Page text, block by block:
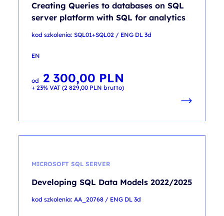
Creating Queries to databases on SQL
server platform with SQL for analytics
kod szkolenia: SQL01+SQL02 / ENG DL 3d
EN
od 2 300,00 PLN
+ 23% VAT (2 829,00 PLN brutto)
MICROSOFT SQL SERVER
Developing SQL Data Models 2022/2025
kod szkolenia: AA_20768 / ENG DL 3d